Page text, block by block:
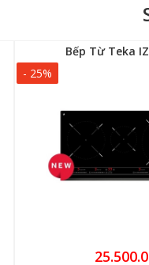
Bếp Từ Teka
- 25%